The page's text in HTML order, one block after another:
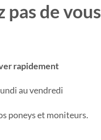
pas de vous
rapidement
au vendredi
poneys et moniteurs.